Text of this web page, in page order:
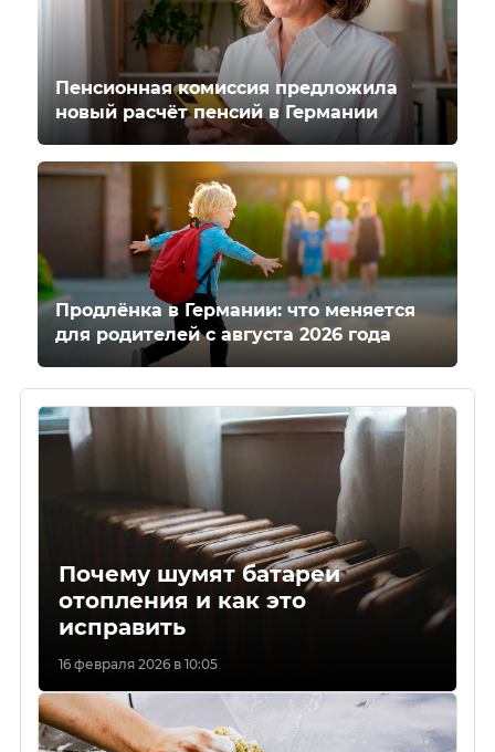
Пенсионная комиссия предложила
новый расчёт пенсий в Германии
Продлёнка в Германии: что меняется
для родителей с августа 2026 года
Почему шумят батареи
отопления и как это
исправить
16 февраля 2026 в 10:05